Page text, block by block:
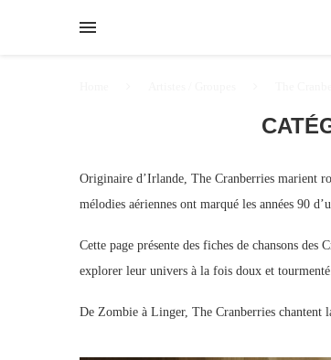
Originaire d’Irlande, The Cranberries marient
mélodies aériennes ont marqué les années 90
Cette page présente des fiches de chansons
explorer leur univers à la fois doux et tourmenté.
De Zombie à Linger, The Cranberries chantent